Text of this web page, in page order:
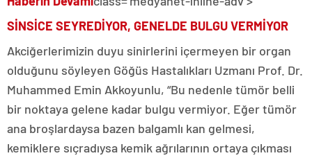
SİNSİCE SEYREDİYOR, GENELDE BULGU VERMİYOR
Akciğerlerimizin duyu sinirlerini içermeyen bir organ
olduğunu söyleyen Göğüs Hastalıkları Uzmanı Prof. Dr.
Muhammed Emin Akkoyunlu, “Bu nedenle tümör belli
bir noktaya gelene kadar bulgu vermiyor. Eğer tümör
ana broşlardaysa bazen balgamlı kan gelmesi,
kemiklere sıçradıysa kemik ağrılarının ortaya çıkması